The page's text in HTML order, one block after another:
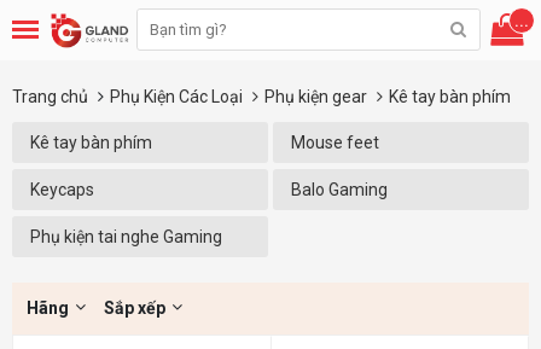
...
Trang chủ Phụ Kiện Các Loại Phụ kiện gear Kê tay bàn phím
Kê tay bàn phím Mouse feet
Keycaps Balo Gaming
Phụ kiện tai nghe Gaming
Hãng Sắp xếp